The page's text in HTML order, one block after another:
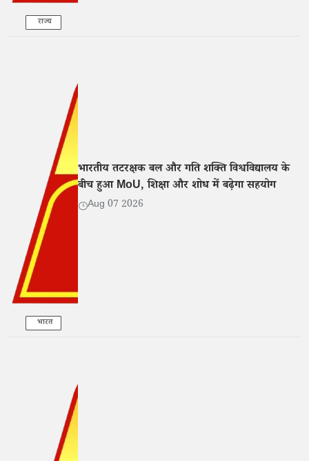
राज्य
भारत
भारतीय तटरक्षक बल और गति शक्ति विश्वविद्यालय के
बीच हुआ MoU, शिक्षा और शोध में बढ़ेगा सहयोग
Aug 07 2026